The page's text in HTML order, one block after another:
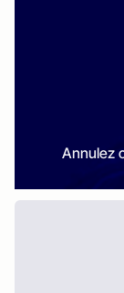
Annulez